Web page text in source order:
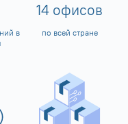
в
14 офисов
по всей стране